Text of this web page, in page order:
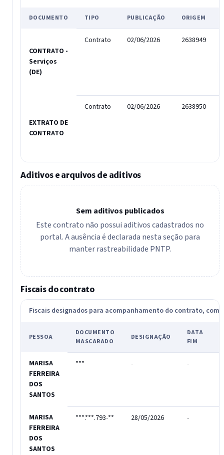
DOCUMENTO TIPO PUBLICAÇÃO ORIGEM
CONTRATO -
Serviços
(DE)
Contrato 02/06/2026 2638949
EXTRATO DE
CONTRATO
Contrato 02/06/2026 2638950
Aditivos e arquivos de aditivos
Sem aditivos publicados
Este contrato não possui aditivos cadastrados no
portal. A ausência é declarada nesta seção para
manter rastreabilidade PNTP.
Fiscais do contrato
Fiscais designados para acompanhamento do contrato, com
PESSOA
DOCUMENTO
MASCARADO
DESIGNAÇÃO
DATA
FIM
MARISA
FERREIRA
DOS
SANTOS
*** - -
MARISA
FERREIRA
DOS
SANTOS
***.***.793-** 28/05/2026 -